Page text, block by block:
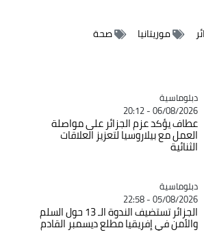
موريتانيا صحة
Catégorie
دبلوماسية
06/08/2026 - 20:12
عطاف يؤكد عزم الجزائر على مواصلة
العمل مع بيلاروسيا لتعزيز العلاقات
الثنائية
Catégorie
دبلوماسية
05/08/2026 - 22:58
الجزائر تستضيف الندوة الـ 13 حول السلم
والأمن في إفريقيا مطلع ديسمبر القادم